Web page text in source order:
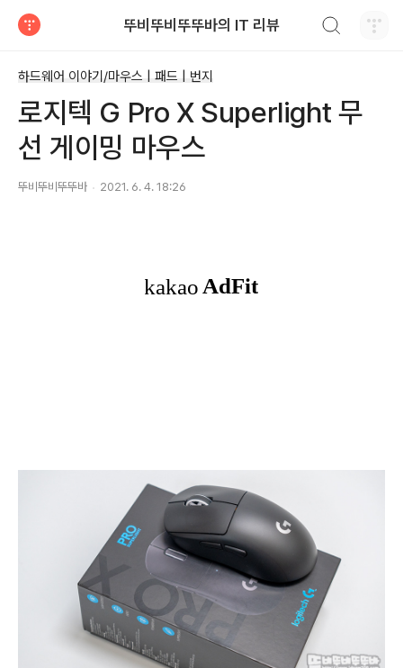
뚜비뚜비뚜뚜바의 IT 리뷰
하드웨어 이야기/마우스 | 패드 | 번지
로지텍 G Pro X Superlight 무
선 게이밍 마우스
뚜비뚜비뚜뚜바 2021. 6. 4. 18:26